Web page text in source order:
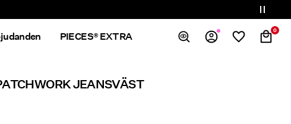
0
PIECES® EXTRA
JEANSVÄST